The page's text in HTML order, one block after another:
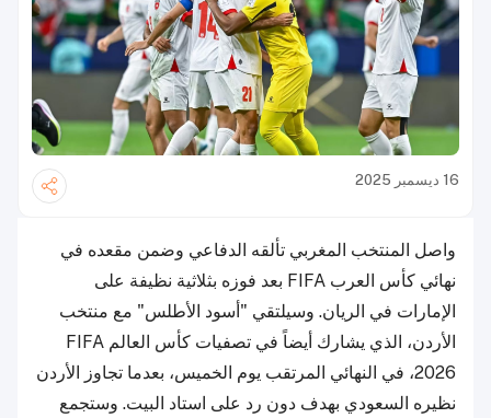
16 ديسمبر 2025
واصل المنتخب المغربي تألقه الدفاعي وضمن مقعده في
نهائي كأس العرب FIFA بعد فوزه بثلاثية نظيفة على
الإمارات في الريان. وسيلتقي "أسود الأطلس" مع منتخب
الأردن، الذي يشارك أيضاً في تصفيات كأس العالم FIFA
2026، في النهائي المرتقب يوم الخميس، بعدما تجاوز الأردن
نظيره السعودي بهدف دون رد على استاد البيت. وستجمع